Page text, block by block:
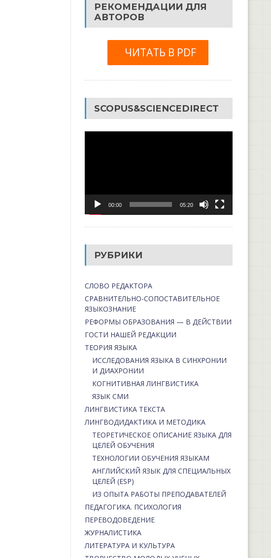
РЕКОМЕНДАЦИИ ДЛЯ
АВТОРОВ
ЧИТАТЬ В PDF
SCOPUS&SCIENCEDIRECT
00:00 05:20
РУБРИКИ
СЛОВО РЕДАКТОРА
СРАВНИТЕЛЬНО-СОПОСТАВИТЕЛЬНОЕ
ЯЗЫКОЗНАНИЕ
РЕФОРМЫ ОБРАЗОВАНИЯ — В ДЕЙСТВИИ
ГОСТИ НАШЕЙ РЕДАКЦИИ
ТЕОРИЯ ЯЗЫКА
ИССЛЕДОВАНИЯ ЯЗЫКА В СИНХРОНИИ
И ДИАХРОНИИ
КОГНИТИВНАЯ ЛИНГВИСТИКА
ЯЗЫК СМИ
ЛИНГВИСТИКА ТЕКСТА
ЛИНГВОДИДАКТИКА И МЕТОДИКА
ТЕОРЕТИЧЕСКОЕ ОПИСАНИЕ ЯЗЫКА ДЛЯ
ЦЕЛЕЙ ОБУЧЕНИЯ
ТЕХНОЛОГИИ ОБУЧЕНИЯ ЯЗЫКАМ
АНГЛИЙСКИЙ ЯЗЫК ДЛЯ СПЕЦИАЛЬНЫХ
ЦЕЛЕЙ (ESP)
ИЗ ОПЫТА РАБОТЫ ПРЕПОДАВАТЕЛЕЙ
ПЕДАГОГИКА. ПСИХОЛОГИЯ
ПЕРЕВОДОВЕДЕНИЕ
ЖУРНАЛИСТИКА
ЛИТЕРАТУРА И КУЛЬТУРА